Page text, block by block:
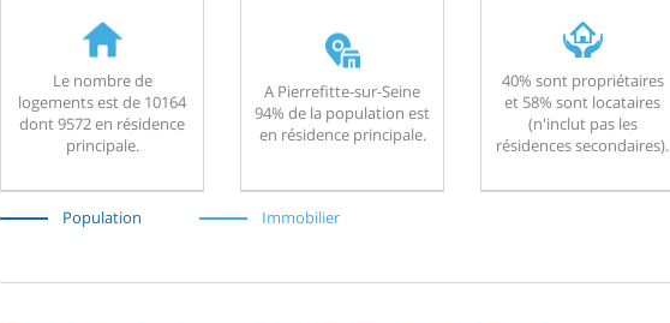
Le nombre de
logements est de 10164
dont 9572 en résidence
principale.
A Pierrefitte-sur-Seine
94% de la population est
en résidence principale.
40% sont propriétaires
et 58% sont locataires
(n'inclut pas les
résidences secondaires).
Population Immobilier